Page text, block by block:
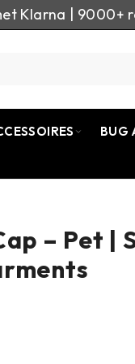
Klarna | 9000+
BUG
– Pet |